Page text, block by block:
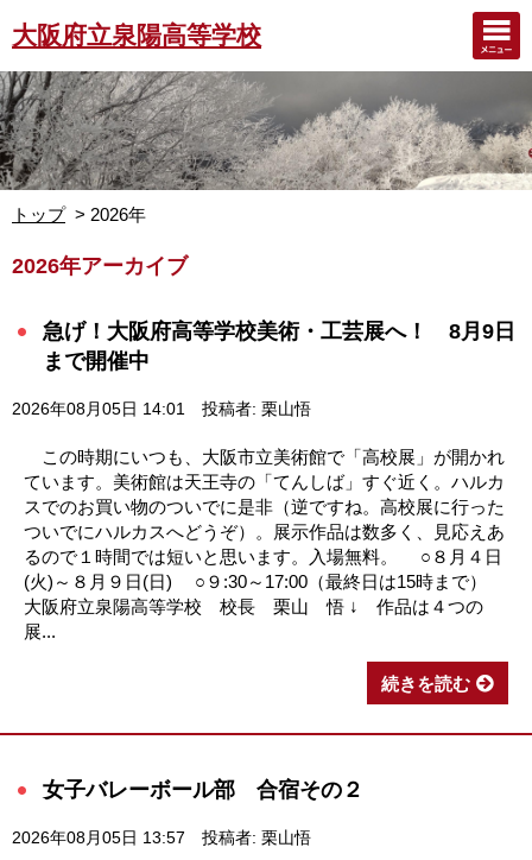
大阪府立泉陽高等学校
トップ 2026年
2026年アーカイブ
急げ！大阪府高等学校美術・工芸展へ！ 8月9日
まで開催中
2026年08月05日 14:01 投稿者: 栗山悟
この時期にいつも、大阪市立美術館で「高校展」が開かれ
ています。美術館は天王寺の「てんしば」すぐ近く。ハルカ
スでのお買い物のついでに是非（逆ですね。高校展に行った
ついでにハルカスへどうぞ）。展示作品は数多く、見応えあ
るので１時間では短いと思います。入場無料。 ○８月４日
(火)～８月９日(日) ○９:30～17:00（最終日は15時まで）
大阪府立泉陽高等学校 校長 栗山 悟 ↓ 作品は４つの
展...
続きを読む
女子バレーボール部 合宿その２
2026年08月05日 13:57 投稿者: 栗山悟